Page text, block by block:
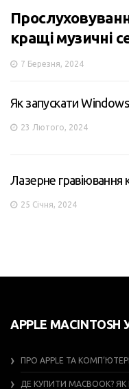
кращі музичні
7 Березня, 2024
Як запускати
23 Лютого, 2024
Лазерне гравіювання
25 Січня, 2024
APPLE MACINTOSH
ПРО APPLE ТА
ДЕ КУПИТИ MACBOOK? ЯК